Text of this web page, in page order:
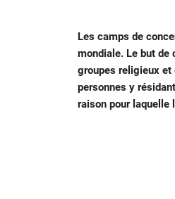
Les camps de
mondiale. Le but de
groupes religieux et
personnes y
raison pour laquelle